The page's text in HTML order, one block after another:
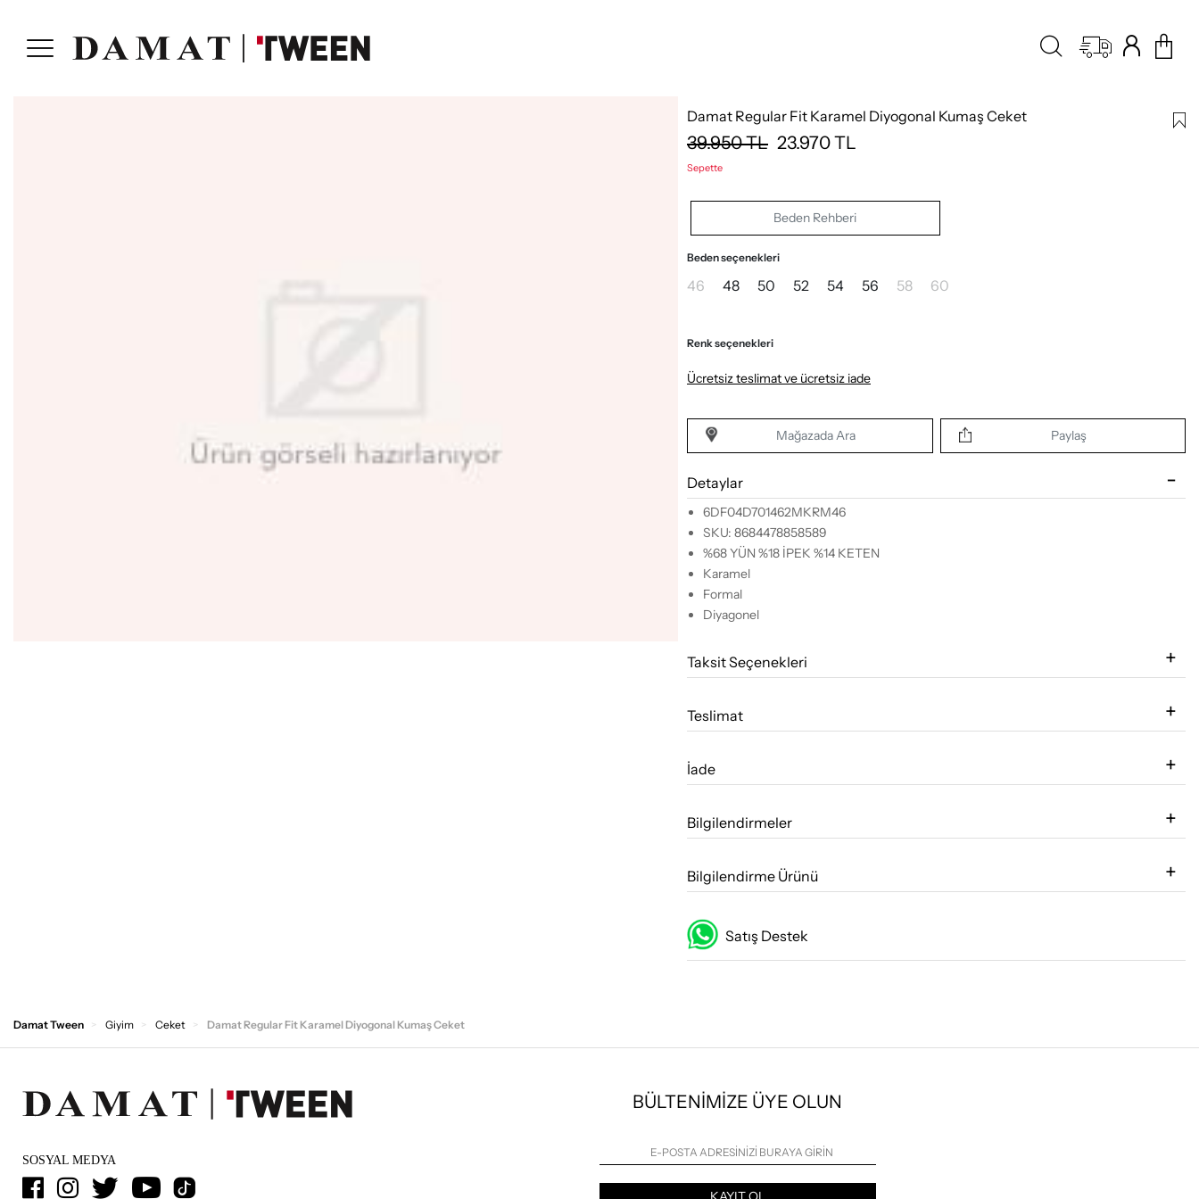
Damat Regular Fit Karamel Diyogonal Kumaş Ceket
39.950TL 23.970TL
Sepette
Beden Rehberi
Beden seçenekleri
46 48 50 52 54 56 58 60
Renk seçenekleri
Ücretsiz teslimat ve ücretsiz iade
Mağazada Ara Paylaş
Detaylar
6DF04D701462MKRM46
SKU: 8684478858589
%68 YÜN %18 İPEK %14 KETEN
Karamel
Formal
Diyagonel
Taksit Seçenekleri
Teslimat
İade
Bilgilendirmeler
Bilgilendirme Ürünü
Satış Destek
Damat Tween Giyim Ceket Damat Regular Fit Karamel Diyogonal Kumaş Ceket
SOSYAL MEDYA
BÜLTENİMİZE ÜYE OLUN